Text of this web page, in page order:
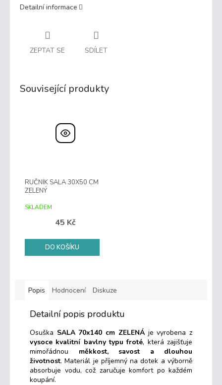
Detailní informace
ZEPTAT SE SDÍLET
Související produkty
RUČNÍK SALA 30X50 CM
ZELENÝ
SKLADEM
45 Kč
DO KOŠÍKU
Popis Hodnocení Diskuze
Detailní popis produktu
Osuška SALA 70x140 cm ZELENÁje vyrobena z
vysoce kvalitní bavlny typu froté, která zajišťuje
mimořádnou měkkost, savost a dlouhou
životnost. Materiál je příjemný na dotek a výborně
absorbuje vodu, což zaručuje komfort po každém
koupání.